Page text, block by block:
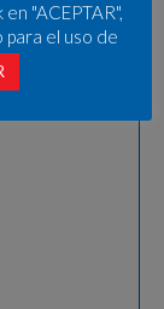
"ACEPTAR",
el uso de